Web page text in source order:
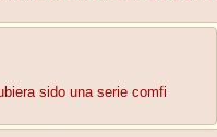
sido una serie comfi